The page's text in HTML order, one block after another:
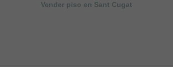
Vender piso en Sant Cugat